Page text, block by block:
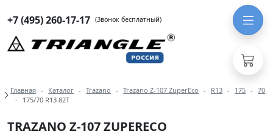
+7 (495) 260-17-17 (Звонок бесплатный)
Навигация по разделам модели
Главная Каталог Trazano Trazano Z-107 ZuperEco R13 175
70
175/70 R13 82T
TRAZANO Z-107 ZUPERECO